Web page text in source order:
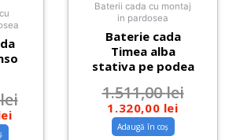
lei
Baterii cada cu montaj
in pardosea
Baterie cada
Timea alba
stativa pe podea
1.511,00lei
1.320,00 lei
Adaugă în coș